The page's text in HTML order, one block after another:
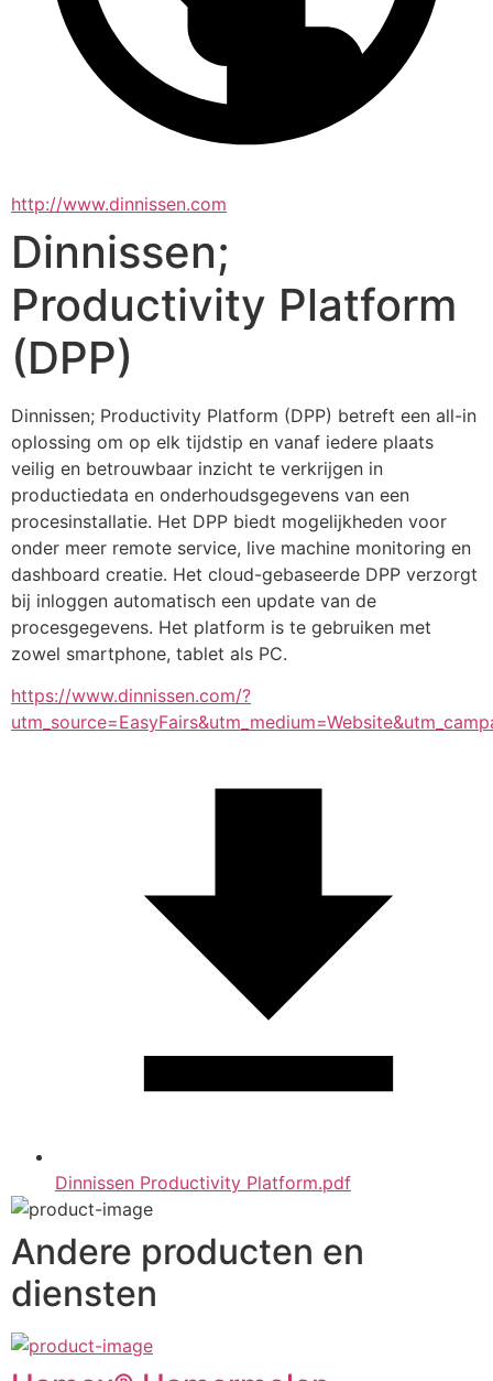
http://www.dinnissen.com
Dinnissen;
Productivity Platform
(DPP)
Dinnissen; Productivity Platform (DPP) betreft een all-in
oplossing om op elk tijdstip en vanaf iedere plaats
veilig en betrouwbaar inzicht te verkrijgen in
productiedata en onderhoudsgegevens van een
procesinstallatie. Het DPP biedt mogelijkheden voor
onder meer remote service, live machine monitoring en
dashboard creatie. Het cloud-gebaseerde DPP verzorgt
bij inloggen automatisch een update van de
procesgegevens. Het platform is te gebruiken met
zowel smartphone, tablet als PC.
https://www.dinnissen.com/?
Dinnissen Productivity Platform.pdf
Andere producten en
diensten